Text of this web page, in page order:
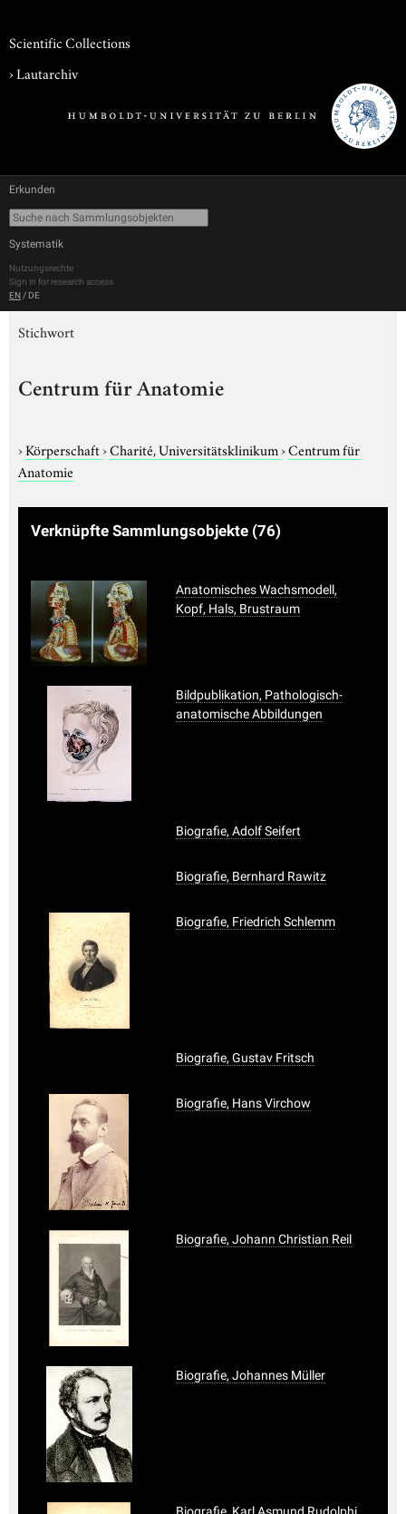
Scientific Collections
›Lautarchiv
Erkunden
Systematik
Nutzungsrechte
Sign in for research access
EN / DE
Stichwort
Centrum für Anatomie
›Körperschaft›Charité, Universitätsklinikum›Centrum für
Anatomie
Verknüpfte Sammlungsobjekte (76)
Anatomisches Wachsmodell,
Kopf, Hals, Brustraum
Bildpublikation, Pathologisch-
anatomische Abbildungen
Biografie, Adolf Seifert
Biografie, Bernhard Rawitz
Biografie, Friedrich Schlemm
Biografie, Gustav Fritsch
Biografie, Hans Virchow
Biografie, Johann Christian Reil
Biografie, Johannes Müller
Biografie, Karl Asmund Rudolphi